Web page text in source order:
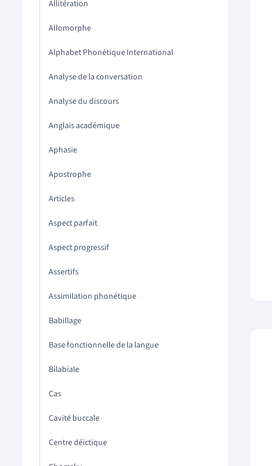
Allitération
Allomorphe
Alphabet Phonétique International
Analyse de la conversation
Analyse du discours
Anglais académique
Aphasie
Apostrophe
Articles
Aspect parfait
Aspect progressif
Assertifs
Assimilation phonétique
Babillage
Base fonctionnelle de la langue
Bilabiale
Cas
Cavité buccale
Centre déictique